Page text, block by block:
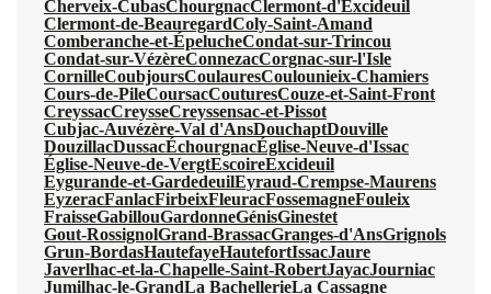
Cherveix-CubasChourgnacClermont-d'Excideuil
Clermont-de-BeauregardColy-Saint-Amand
Comberanche-et-ÉpelucheCondat-sur-Trincou
Condat-sur-VézèreConnezacCorgnac-sur-l'Isle
CornilleCoubjoursCoulauresCoulounieix-Chamiers
Cours-de-PileCoursacCouturesCouze-et-Saint-Front
CreyssacCreysseCreyssensac-et-Pissot
Cubjac-Auvézère-Val d'AnsDouchaptDouville
DouzillacDussacÉchourgnacÉglise-Neuve-d'Issac
Église-Neuve-de-VergtEscoireExcideuil
Eygurande-et-GardedeuilEyraud-Crempse-Maurens
EyzeracFanlacFirbeixFleuracFossemagneFouleix
FraisseGabillouGardonneGénisGinestet
Gout-RossignolGrand-BrassacGranges-d'AnsGrignols
Grun-BordasHautefayeHautefortIssacJaure
Javerlhac-et-la-Chapelle-Saint-RobertJayacJourniac
Jumilhac-le-GrandLa BachellerieLa Cassagne